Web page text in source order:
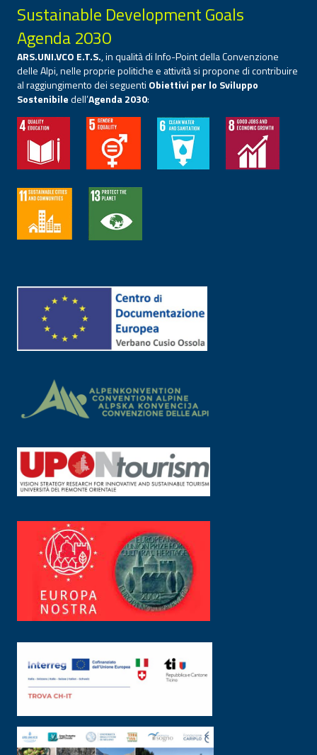
Sustainable Development Goals
Agenda 2030
ARS.UNI.VCO E.T.S., in qualità di Info-Point della Convenzione
delle Alpi, nelle proprie politiche e attività si propone di contribuire
al raggiungimento dei seguenti Obiettivi per lo Sviluppo
Sostenibiledell’Agenda 2030: